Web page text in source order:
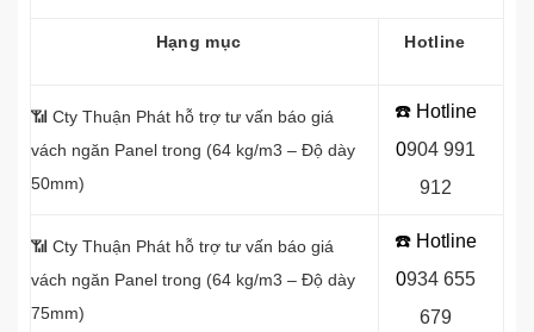
Hạng mục Hotline
📶 Cty Thuận Phát hỗ trợ tư vấn báo giá
vách ngăn Panel trong (64 kg/m3 – Độ dày
50mm)
☎️ Hotline
0904 991
912
📶 Cty Thuận Phát hỗ trợ tư vấn báo giá
vách ngăn Panel trong (64 kg/m3 – Độ dày
75mm)
☎️ Hotline
0934 655
679